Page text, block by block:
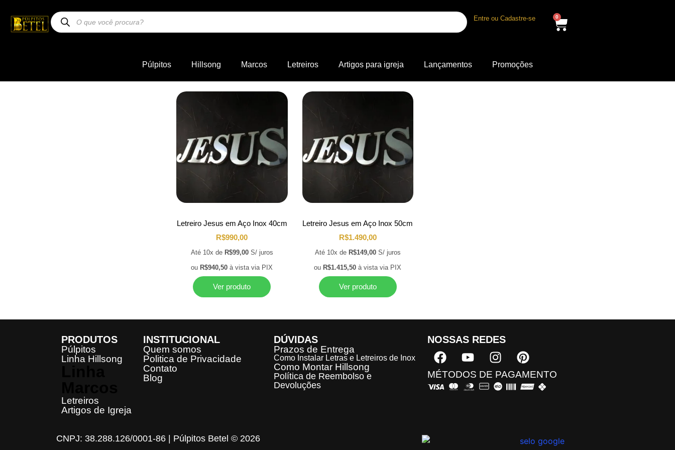
Entre ou Cadastre-se 0
Púlpitos Hillsong Marcos Letreiros Artigos para igreja Lançamentos Promoções
Letreiro Jesus em Aço Inox 40cm
R$990,00
Até 10x de R$99,00 S/ juros
ou R$940,50 à vista via PIX
Ver produto
Letreiro Jesus em Aço Inox 50cm
R$1.490,00
Até 10x de R$149,00 S/ juros
ou R$1.415,50 à vista via PIX
Ver produto
PRODUTOS
Púlpitos
Linha Hillsong
Letreiros
Artigos de Igreja
INSTITUCIONAL
Quem somos
Politica de Privacidade
Contato
Blog
DÚVIDAS
Prazos de Entrega
Como Instalar Letras e Letreiros de Inox
Como Montar Hillsong
Política de Reembolso e
Devoluções
NOSSAS REDES​
MÉTODOS DE PAGAMENTO​
CNPJ: 38.288.126/0001-86 | Púlpitos Betel © 2026